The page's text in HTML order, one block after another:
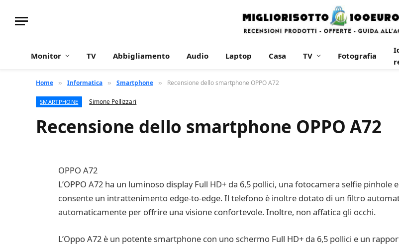
Monitor TV Abbigliamento Audio Laptop Casa TV Fotografia
Home » Informatica » Smartphone » Recensione dello smartphone OPPO A72
SMARTPHONE Simone Pellizzari
Recensione dello smartphone OPPO A72
OPPO A72
L’OPPO A72 ha un luminoso display Full HD+ da 6,5 pollici, una fotocamera selfie
consente un intrattenimento edge-to-edge. Il telefono è inoltre dotato di un filtro
automaticamente per offrire una visione confortevole. Inoltre, non affatica gli occhi.
L’Oppo A72 è un potente smartphone con uno schermo Full HD+ da 6,5 pollici e un